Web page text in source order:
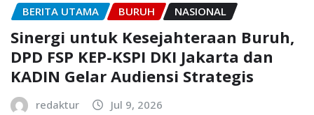
BERITA UTAMA BURUH NASIONAL
Sinergi untuk Kesejahteraan Buruh,
DPD FSP KEP-KSPI DKI Jakarta dan
KADIN Gelar Audiensi Strategis
redaktur Jul 9, 2026